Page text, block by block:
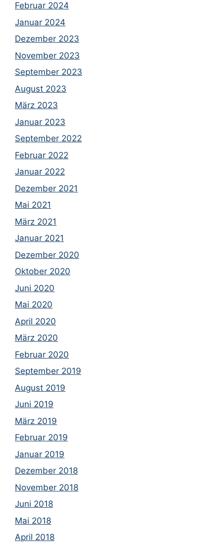
Februar 2024
Januar 2024
Dezember 2023
November 2023
September 2023
August 2023
März 2023
Januar 2023
September 2022
Februar 2022
Januar 2022
Dezember 2021
Mai 2021
März 2021
Januar 2021
Dezember 2020
Oktober 2020
Juni 2020
Mai 2020
April 2020
März 2020
Februar 2020
September 2019
August 2019
Juni 2019
März 2019
Februar 2019
Januar 2019
Dezember 2018
November 2018
Juni 2018
Mai 2018
April 2018